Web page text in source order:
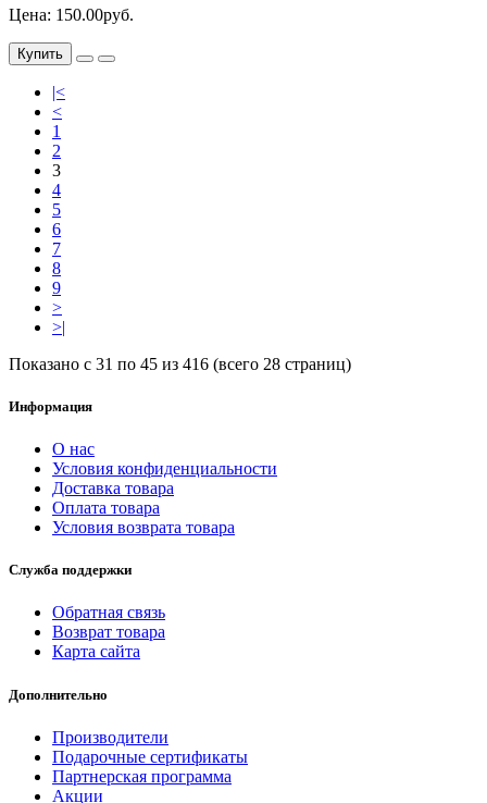
Цена: 150.00руб.
Купить
|<
<
1
2
3
4
5
6
7
8
9
>
>|
Показано с 31 по 45 из 416 (всего 28 страниц)
Информация
О нас
Условия конфиденциальности
Доставка товара
Оплата товара
Условия возврата товара
Служба поддержки
Обратная связь
Возврат товара
Карта сайта
Дополнительно
Производители
Подарочные сертификаты
Партнерская программа
Акции